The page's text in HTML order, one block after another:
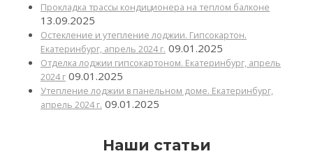
Прокладка трассы кондиционера на теплом балконе
13.09.2025
Остекление и утепление лоджии. Гипсокартон.
Екатеринбург, апрель 2024 г. 09.01.2025
Отделка лоджии гипсокартоном. Екатеринбург, апрель
2024 г 09.01.2025
Утепление лоджии в панельном доме. Екатеринбург,
апрель 2024 г. 09.01.2025
Наши статьи